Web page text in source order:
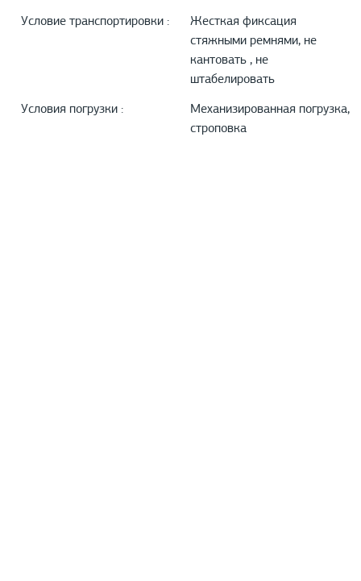
Условие транспортировки :
Жесткая фиксация
стяжными ремнями, не
кантовать , не
штабелировать
Условия погрузки :
Механизированная погрузка,
строповка